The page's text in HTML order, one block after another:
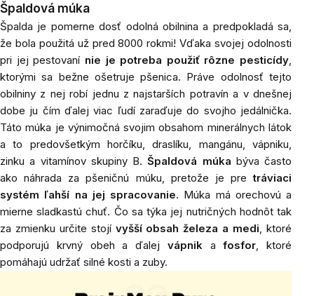
Špaldová múka
Špalda je pomerne dosť odolná obilnina a predpokladá sa,
že bola použitá už pred 8000 rokmi! Vďaka svojej odolnosti
pri jej pestovaní nie je potreba použiť rôzne pesticídy,
ktorými sa bežne ošetruje pšenica. Práve odolnosť tejto
obilniny z nej robí jednu z najstarších potravín a v dnešnej
dobe ju čím ďalej viac ľudí zaraďuje do svojho jedálnička.
Táto múka je výnimočná svojim obsahom minerálnych látok
a to predovšetkým horčíku, draslíku, mangánu, vápniku,
zinku a vitamínov skupiny B.Špaldová múka býva často
ako náhrada za pšeničnú múku, pretože je pretráviaci
systém ľahší na jej spracovanie. Múka má orechovú a
mierne sladkastú chuť. Čo sa týka jej nutričných hodnôt tak
za zmienku určite stojí vyšší obsah železa a medi, ktoré
podporujú krvný obeh a ďalej vápnikafosfor, ktoré
pomáhajú udržať silné kosti a zuby.